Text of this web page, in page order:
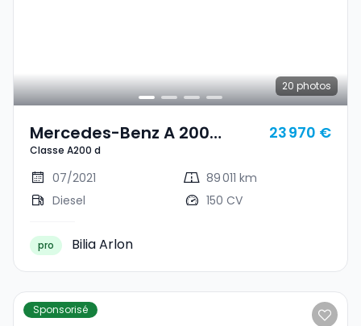
20 photos
Mercedes-Benz A 200
Classe A200 D
Classe A200 d
23 970 €
07/2021
89 011 km
Diesel
150 CV
pro Bilia Arlon
Sponsorisé